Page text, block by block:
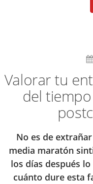
Valorar tu
del
No es de
media maratón
los días después
cuánto dure esta